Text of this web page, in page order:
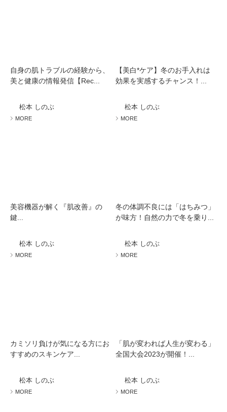
自身の肌トラブルの経験から、
美と健康の情報発信【Rec...
松本 しのぶ
MORE
【美白*ケア】冬のお手入れは
効果を実感するチャンス！...
松本 しのぶ
MORE
美容機器が解く『肌改善』の
鍵...
松本 しのぶ
MORE
冬の体調不良には「はちみつ」
が味方！自然の力で冬を乗り...
松本 しのぶ
MORE
カミソリ負けが気になる方にお
すすめのスキンケア...
松本 しのぶ
MORE
「肌が変われば人生が変わる」
全国大会2023が開催！...
松本 しのぶ
MORE